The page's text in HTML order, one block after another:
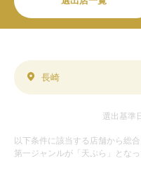
長崎
選出基準
以下条件に該当する店舗から総
第一ジャンルが「天ぷら」とな